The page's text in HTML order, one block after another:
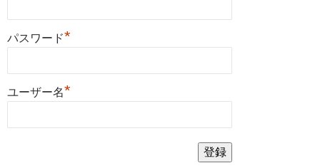
パスワード*
ユーザー名*